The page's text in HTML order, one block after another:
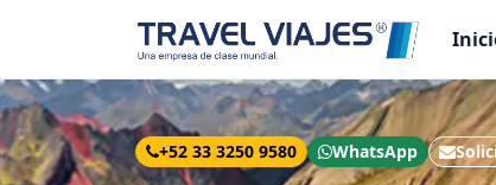
+52 33 3250 9580 WhatsApp